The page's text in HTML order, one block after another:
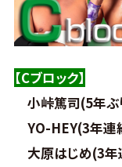
【Cブロック】
小峠篤司(5年ぶ
YO-HEY(3年連
大原はじめ(3年